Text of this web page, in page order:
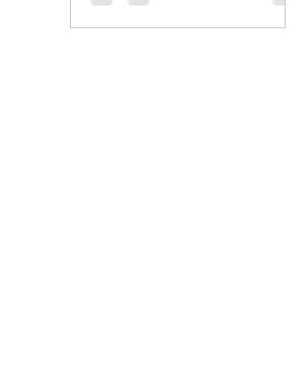
d’ambiance conviviale, cette ouverture
promet d’être un moment attendu.